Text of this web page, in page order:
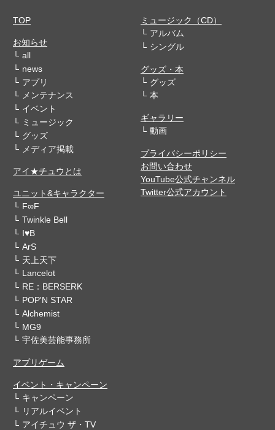
TOP
お知らせ
all
news
アプリ
メンテナンス
イベント
ミュージック
グッズ
メディア掲載
アイ★チュウとは
ユニット&キャラクター
F∞F
Twinkle Bell
I♥B
ArS
天上天下
Lancelot
RE：BERSERK
POP'N STAR
Alchemist
MG9
宇佐美芸能事務所
アプリゲーム
イベント・キャンペーン
キャンペーン
リアルイベント
アイチュウ ザ・TV
ミュージック（CD）
アルバム
シングル
グッズ・本
グッズ
本
ギャラリー
動画
プライバシーポリシー
お問い合わせ
YouTube公式チャンネル
Twitter公式アカウント